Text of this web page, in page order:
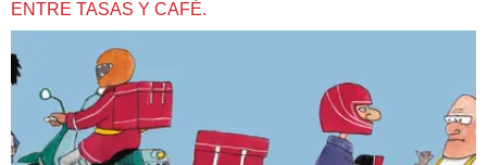
ENTRE TASAS Y CAFÉ.